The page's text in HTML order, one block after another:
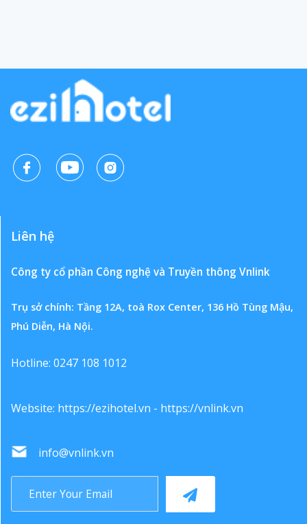
Liên hệ
Công ty cổ phần Công nghệ và Truyền thông Vnlink
Trụ sở chính: Tầng 12A, toà Rox Center, 136 Hồ Tùng Mậu,
Phú Diễn, Hà Nội.
Hotline: 0247 108 1012
Website: https://ezihotel.vn - https://vnlink.vn
info@vnlink.vn